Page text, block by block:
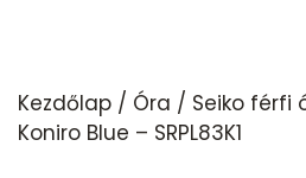
Kezdőlap / Óra / Seiko férfi
Koniro Blue – SRPL83K1